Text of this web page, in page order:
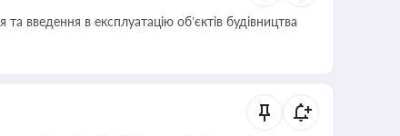
введення в експлуатацію об’єктів будівництва